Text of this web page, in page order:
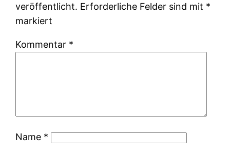
veröffentlicht. Erforderliche Felder sind mit *
markiert
Kommentar *
Name *